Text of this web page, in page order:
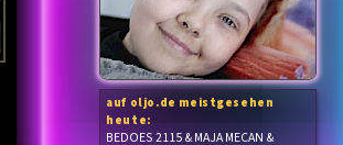
auf oljo.de meistgesehen
heute:
BEDOES 2115 & MAJA MECAN &